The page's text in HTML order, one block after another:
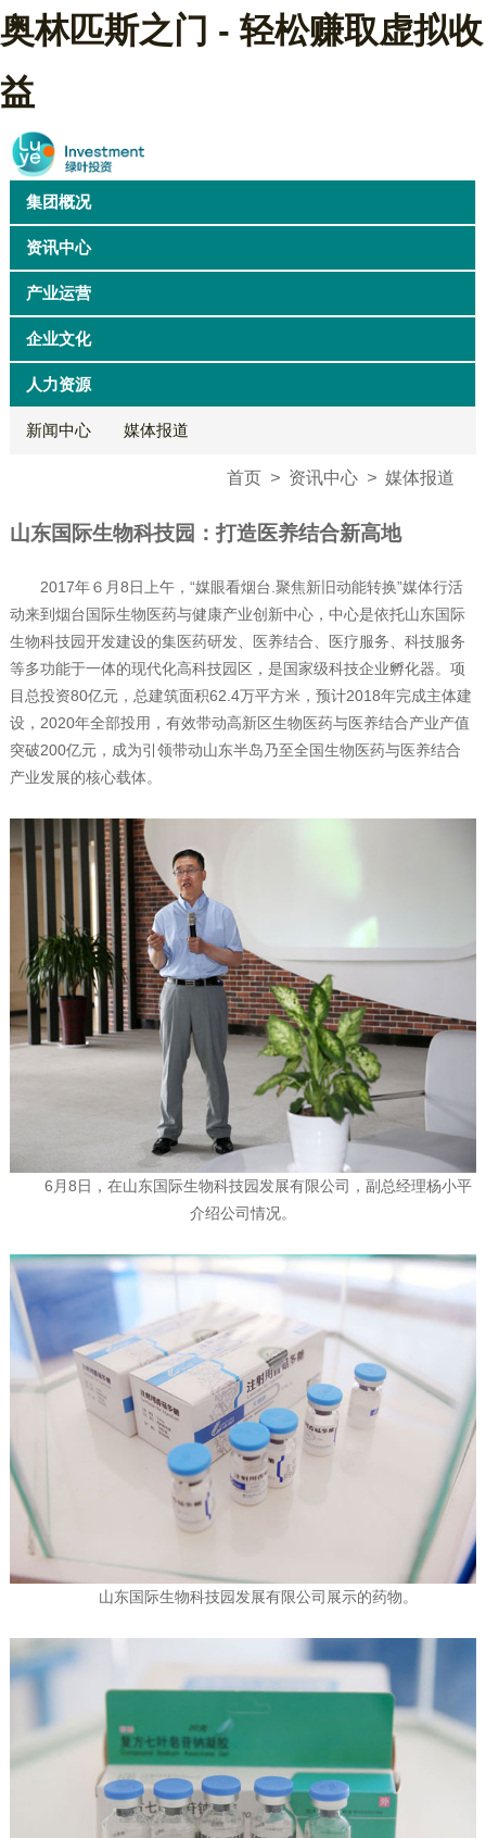
奥林匹斯之门 - 轻松赚取虚拟收
益
集团概况
资讯中心
产业运营
企业文化
人力资源
新闻中心 媒体报道
首页 > 资讯中心 > 媒体报道
山东国际生物科技园：打造医养结合新高地
2017年６月8日上午，“媒眼看烟台.聚焦新旧动能转换”媒体行活
动来到烟台国际生物医药与健康产业创新中心，中心是依托山东国际
生物科技园开发建设的集医药研发、医养结合、医疗服务、科技服务
等多功能于一体的现代化高科技园区，是国家级科技企业孵化器。项
目总投资80亿元，总建筑面积62.4万平方米，预计2018年完成主体建
设，2020年全部投用，有效带动高新区生物医药与医养结合产业产值
突破200亿元，成为引领带动山东半岛乃至全国生物医药与医养结合
产业发展的核心载体。
6月8日，在山东国际生物科技园发展有限公司，副总经理杨小平
介绍公司情况。
山东国际生物科技园发展有限公司展示的药物。